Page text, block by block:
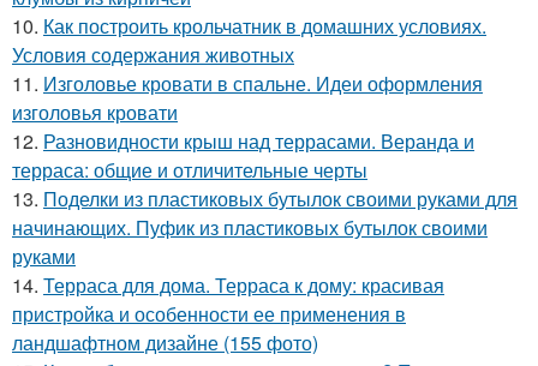
10. Как построить крольчатник в домашних условиях.
Условия содержания животных
11. Изголовье кровати в спальне. Идеи оформления
изголовья кровати
12. Разновидности крыш над террасами. Веранда и
терраса: общие и отличительные черты
13. Поделки из пластиковых бутылок своими руками для
начинающих. Пуфик из пластиковых бутылок своими
руками
14. Терраса для дома. Терраса к дому: красивая
пристройка и особенности ее применения в
ландшафтном дизайне (155 фото)